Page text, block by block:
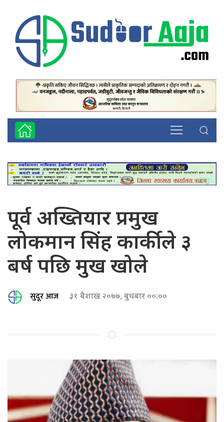
पूर्व अख्तियार प्रमुख
लोकमान सिंह कार्कीले ३
बर्ष पछि मुख खोले
सुदूर आज ३१ बैशाख २०७७, बुधबार ००:००